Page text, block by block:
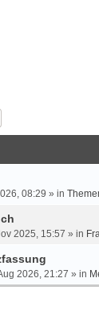
08:29 » in
2025, 15:57 » in
2026, 21:27 » in